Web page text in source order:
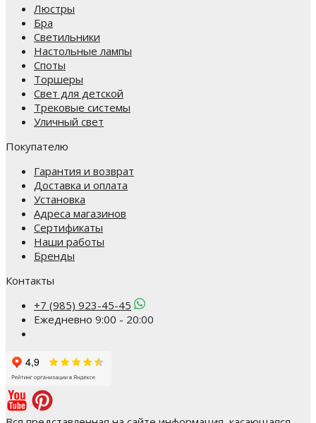
Люстры
Бра
Светильники
Настольные лампы
Споты
Торшеры
Свет для детской
Трековые системы
Уличный свет
Покупателю
Гарантия и возврат
Доставка и оплата
Установка
Адреса магазинов
Сертификаты
Наши работы
Бренды
Контакты
+7 (985) 923-45-45
Ежедневно 9:00 - 20:00